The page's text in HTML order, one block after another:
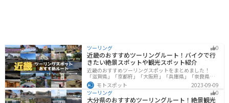
ツーリング 0
近畿のおすすめツーリングルート！バイクで行
きたい絶景スポットや観光スポット紹介
近畿のおすすめツーリングスポットをまとめました！
「滋賀県」「京都府」「大阪府」「兵庫県」「奈良県」
「和歌山」の各県の観光地紹介します。自然豊かな山々
や湖、温泉地が点在し、四季折々の景色を楽しめるスポ
ットが多数あります。バイクで近畿にツーリングに行く
際は参考にしてください。
モトスポット
2023-09-09
ツーリング
0
大分県のおすすめツーリングルート！絶景観光